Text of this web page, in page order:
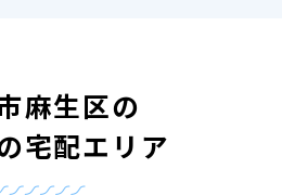
麻生区の
宅配エリア